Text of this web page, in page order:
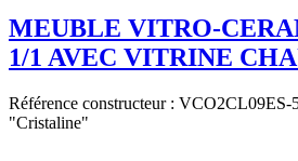
MEUBLE VITRO-
1/1 AVEC VITRINE
Référence constructeur : VCO2CL09ES-
"Cristaline"